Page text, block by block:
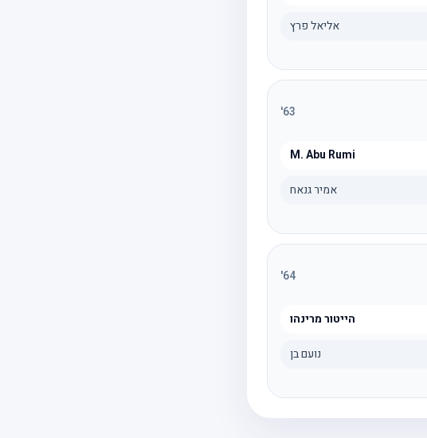
אליאל פרץ
63
'
M. Abu Rumi
אמיר גנאח
64
'
הייטור מרינהו
נועם בן